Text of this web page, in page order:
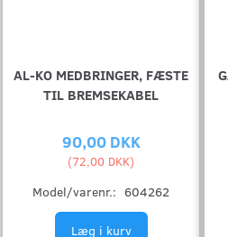
AL-KO MEDBRINGER, FÆSTE
TIL BREMSEKABEL
90,00 DKK
(72,00 DKK)
Model/varenr.: 604262
Læg i kurv